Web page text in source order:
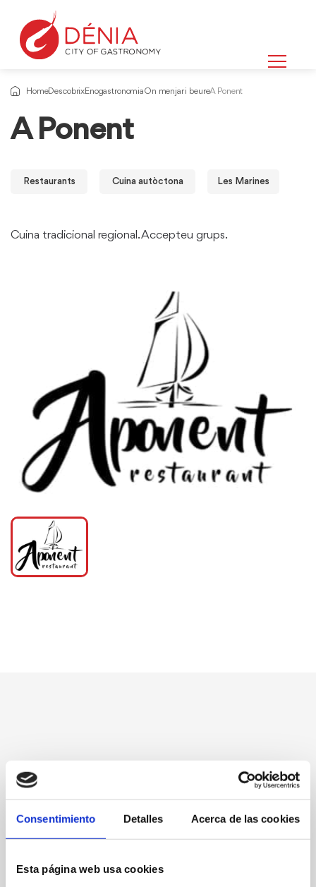
Consentimiento Detalles Acerca de las cookies
Esta página web usa cookies
HomeDescobrixEnogastronomiaOn menjar i beureA Ponent
A Ponent
Restaurants Cuina autòctona Les Marines
Cuina tradicional regional. Accepteu grups.